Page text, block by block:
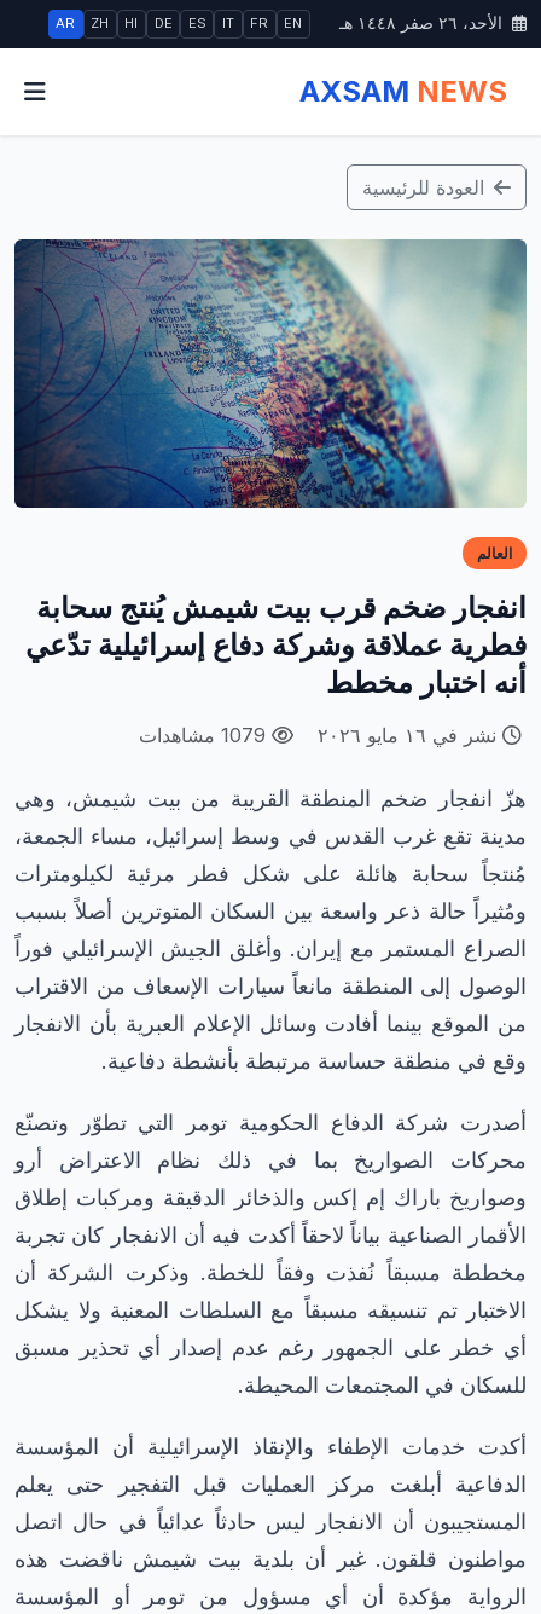
الأحد، ٢٦ صفر ١٤٤٨ هـ EN
FR
IT
ES
DE
HI
ZH
AR
AXSAM NEWS
العودة للرئيسية
العالم
انفجار ضخم قرب بيت شيمش يُنتج سحابة
فطرية عملاقة وشركة دفاع إسرائيلية تدّعي
أنه اختبار مخطط
نشر في ١٦ مايو ٢٠٢٦
هزّ انفجار ضخم المنطقة القريبة من بيت شيمش، وهي
مدينة تقع غرب القدس في وسط إسرائيل، مساء الجمعة،
مُنتجاً سحابة هائلة على شكل فطر مرئية لكيلومترات
ومُثيراً حالة ذعر واسعة بين السكان المتوترين أصلاً بسبب
الصراع المستمر مع إيران. وأغلق الجيش الإسرائيلي فوراً
الوصول إلى المنطقة مانعاً سيارات الإسعاف من الاقتراب
من الموقع بينما أفادت وسائل الإعلام العبرية بأن الانفجار
وقع في منطقة حساسة مرتبطة بأنشطة دفاعية.
أصدرت شركة الدفاع الحكومية تومر التي تطوّر وتصنّع
محركات الصواريخ بما في ذلك نظام الاعتراض أرو
وصواريخ باراك إم إكس والذخائر الدقيقة ومركبات إطلاق
الأقمار الصناعية بياناً لاحقاً أكدت فيه أن الانفجار كان تجربة
مخططة مسبقاً نُفذت وفقاً للخطة. وذكرت الشركة أن
الاختبار تم تنسيقه مسبقاً مع السلطات المعنية ولا يشكل
أي خطر على الجمهور رغم عدم إصدار أي تحذير مسبق
للسكان في المجتمعات المحيطة.
أكدت خدمات الإطفاء والإنقاذ الإسرائيلية أن المؤسسة
الدفاعية أبلغت مركز العمليات قبل التفجير حتى يعلم
المستجيبون أن الانفجار ليس حادثاً عدائياً في حال اتصل
مواطنون قلقون. غير أن بلدية بيت شيمش ناقضت هذه
الرواية مؤكدة أن أي مسؤول من تومر أو المؤسسة